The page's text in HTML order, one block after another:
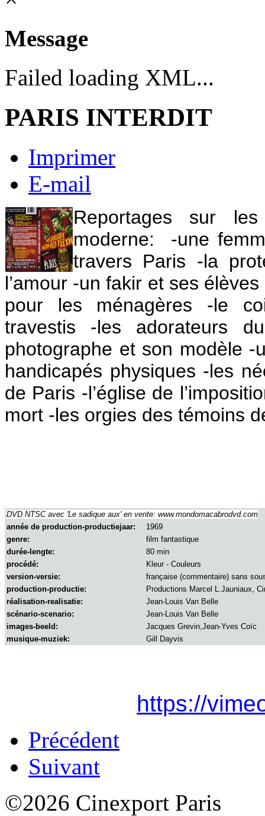
Message
Failed loading XML...
PARIS INTERDIT
Imprimer
E-mail
Reportages sur
moderne: -une
travers Paris -la
l’amour -un fakir et ses élèves
pour les ménagères -le
travestis -les adorateurs
photographe et son modèle -
handicapés physiques -les
de Paris -l’église de
mort -les orgies des témoins
DVD NTSC avec 'Le sadique aux' en vente: www.mondomacabrodvd.com
année de production-productiejaar:
1969
genre:
film fantastique
durée-lengte:
80 min
procédé:
Kleur - Couleurs
version-versie:
française (commentaire) sans
production-productie:
Productions Marcel L.Jauniaux,
réalisation-realisatie:
Jean-Louis Van Belle
scénario-scenario:
Jean-Louis Van Belle
images-beeld:
Jacques Grevin,Jean-Yves Coïc
musique-muziek:
Gill Dayvis
https://
Précédent
Suivant
©2026 Cinexport Paris